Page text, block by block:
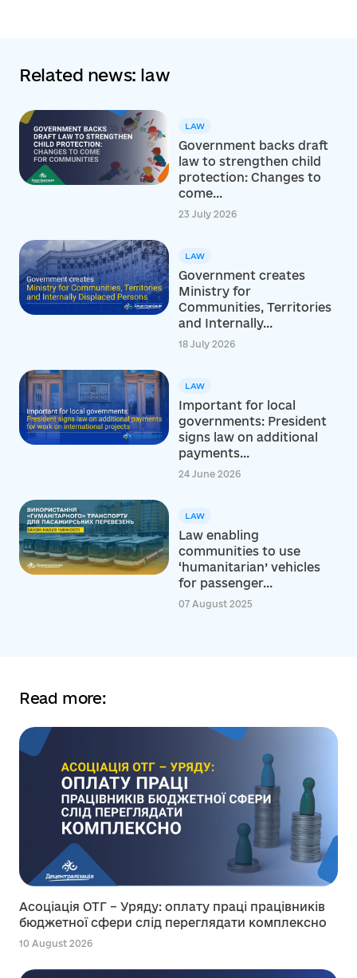
Related news: law
LAW
Government backs draft
law to strengthen child
protection: Changes to
come...
23 July 2026
LAW
Government creates
Ministry for
Communities, Territories
and Internally...
18 July 2026
LAW
Important for local
governments: President
signs law on additional
payments...
24 June 2026
LAW
Law enabling
communities to use
‘humanitarian’ vehicles
for passenger...
07 August 2025
Read more:
Асоціація ОТГ – Уряду: оплату праці працівників
бюджетної сфери слід переглядати комплексно
10 August 2026